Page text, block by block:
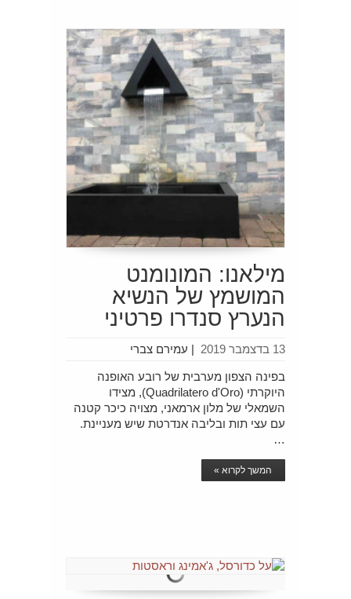
מילאנו: המונומנט
המושמץ של הנשיא
הנערץ סנדרו פרטיני
עמירם צברי | 13 בדצמבר 2019
בפינה הצפון מערבית של רובע האופנה
היוקרתי (Quadrilatero d'Oro), מצידו
השמאלי של מלון ארמאני, מצויה כיכר קטנה
עם עצי תות ובליבה אנדרטת שיש מעניינת.
…
המשך לקרוא »